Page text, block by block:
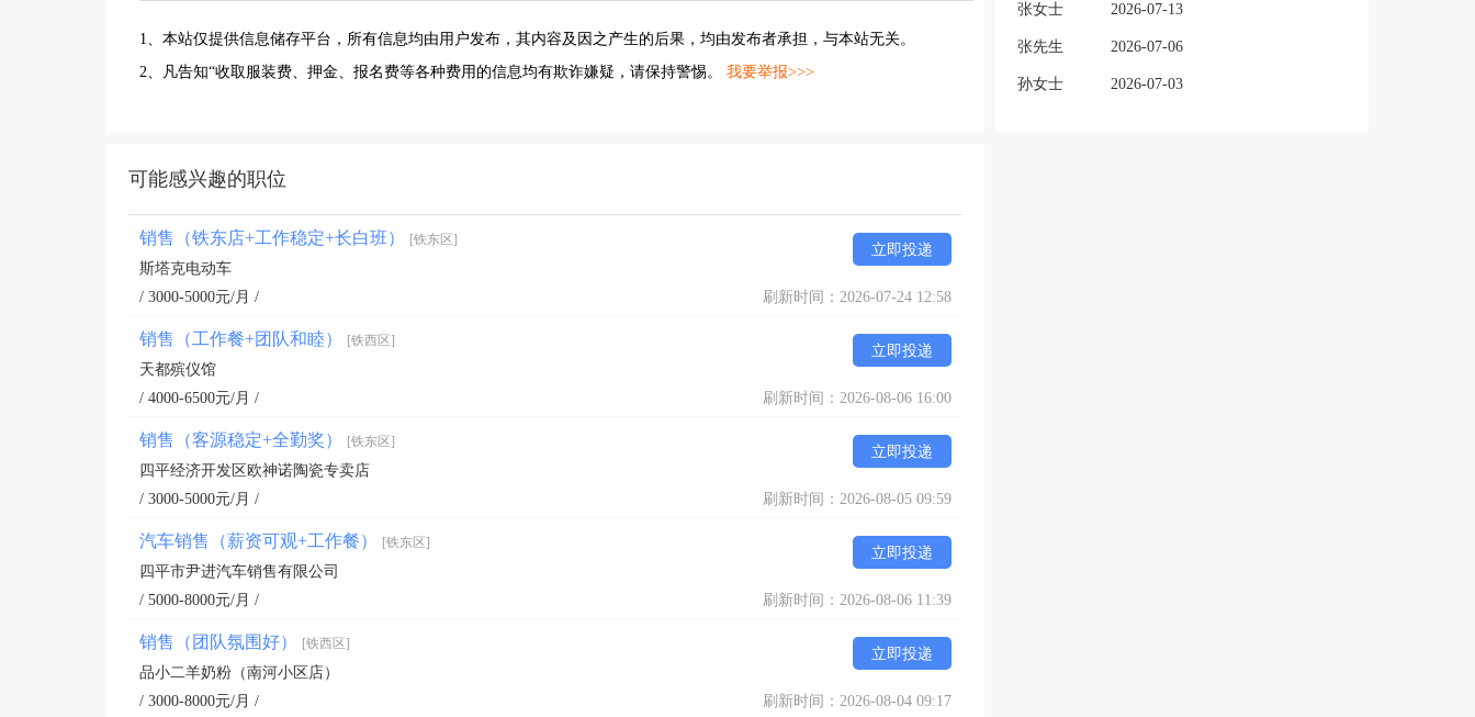
1、本站仅提供信息储存平台，所有信息均由用户发布，其内容及因之产生的后果，均由发布者承担，与本站无关。
2、凡告知“收取服装费、押金、报名费等各种费用的信息均有欺诈嫌疑，请保持警惕。 我要举报>>>
可能感兴趣的职位
销售（铁东店+工作稳定+长白班） [铁东区]
立即投递
斯塔克电动车
/ 3000-5000元/月 /
刷新时间：2026-07-24 12:58
销售（工作餐+团队和睦） [铁西区]
立即投递
天都殡仪馆
/ 4000-6500元/月 /
刷新时间：2026-08-06 16:00
销售（客源稳定+全勤奖） [铁东区]
立即投递
四平经济开发区欧神诺陶瓷专卖店
/ 3000-5000元/月 /
刷新时间：2026-08-05 09:59
汽车销售（薪资可观+工作餐） [铁东区]
立即投递
四平市尹进汽车销售有限公司
/ 5000-8000元/月 /
刷新时间：2026-08-06 11:39
销售（团队氛围好） [铁西区]
立即投递
品小二羊奶粉（南河小区店）
/ 3000-8000元/月 /
刷新时间：2026-08-04 09:17
张女士 2026-07-13
张先生 2026-07-06
孙女士 2026-07-03